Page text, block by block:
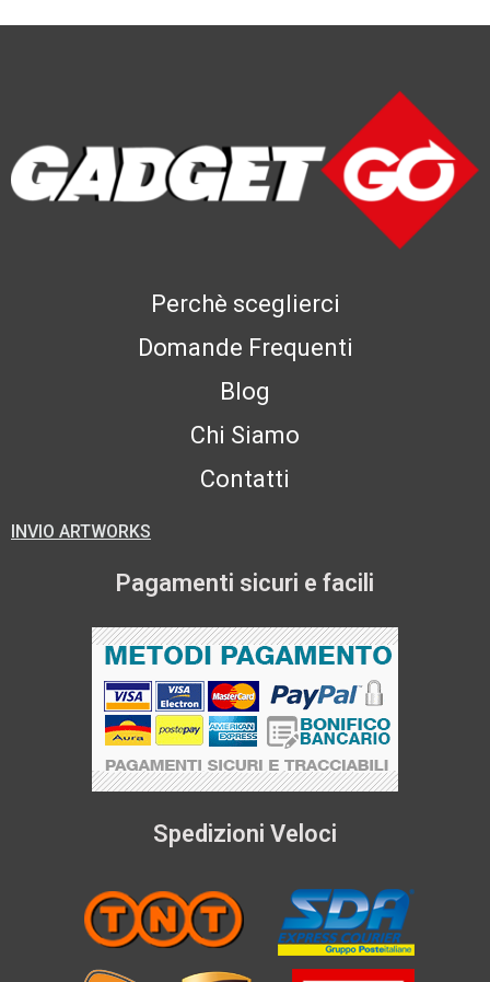
Perchè sceglierci
Domande Frequenti
Blog
Chi Siamo
Contatti
INVIO ARTWORKS
Pagamenti sicuri e facili
Spedizioni Veloci